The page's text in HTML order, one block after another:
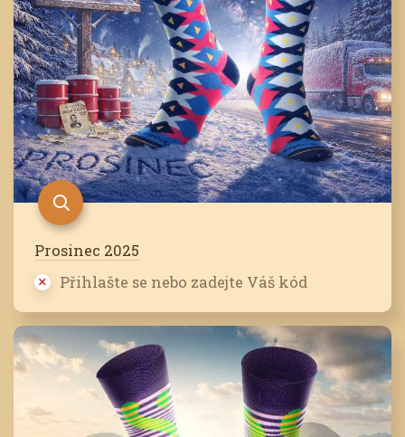
Prosinec 2025
Přihlašte se nebo zadejte Váš kód